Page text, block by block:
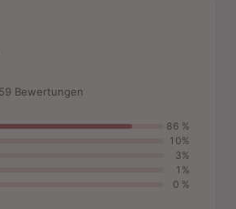
Bewertungen
86 %
10%
3%
1%
0 %